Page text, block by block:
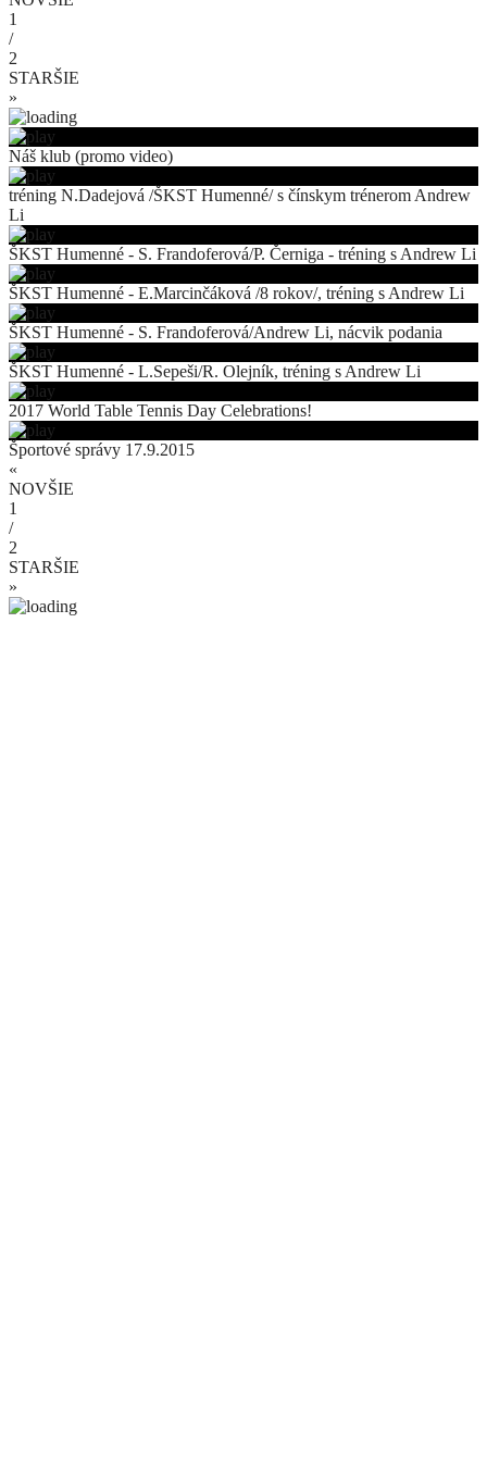
1
/
2
STARŠIE
»
Náš klub (promo video)
tréning N.Dadejová /ŠKST Humenné/ s čínskym trénerom Andrew
Li
ŠKST Humenné - S. Frandoferová/P. Černiga - tréning s Andrew Li
ŠKST Humenné - E.Marcinčáková /8 rokov/, tréning s Andrew Li
ŠKST Humenné - S. Frandoferová/Andrew Li, nácvik podania
ŠKST Humenné - L.Sepeši/R. Olejník, tréning s Andrew Li
2017 World Table Tennis Day Celebrations!
Športové správy 17.9.2015
«
NOVŠIE
1
/
2
STARŠIE
»